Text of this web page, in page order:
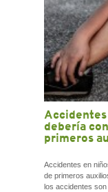
Accidentes
debería
primeros
Accidentes en
de primeros
los accidentes